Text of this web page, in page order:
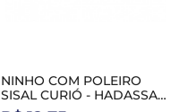
NINHO COM POLEIRO
SISAL CURIÓ - HADASSA